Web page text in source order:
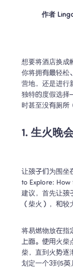
作者
想要将酒店换成
你将拥有最轻松
营地，还是进行
独特的度假选
时甚至没有厕所
1. 生火晚
让孩子们为围坐
to Explore:
建议，首先让孩
（柴火），和较
将易燃物放在指
上面。使用火柴
柴，直到火势逐
划定一个3到5英